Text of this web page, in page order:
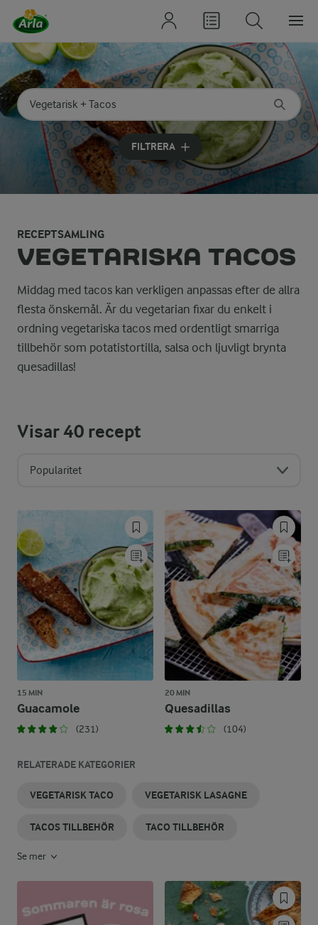
Sök på kategori eller ingrediens
Skriv in sökord för att få förslag
FILTRERA
RECEPTSAMLING
VEGETARISKA TACOS
Middag med tacos kan verkligen anpassas efter de allra
flesta önskemål. Är du vegetarian fixar du enkelt i
ordning vegetariska tacos med ordentligt smarriga
tillbehör som potatistortilla, salsa och ljuvligt brynta
quesadillas!
Visar40 recept
Popularitet
15 MIN
Guacamole
(231)
20 MIN
Quesadillas
(104)
RELATERADE KATEGORIER
VEGETARISK TACO VEGETARISK LASAGNE
TACOS TILLBEHÖR TACO TILLBEHÖR
Se mer